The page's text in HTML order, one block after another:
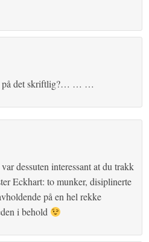
på det skriftlig?… … …
dessuten interessant at du trakk
Eckhart: to munker, disiplinerte
på en hel rekke
i behold